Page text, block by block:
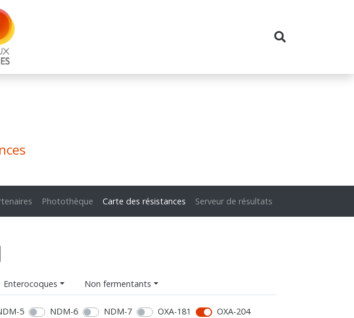
Photothèque Carte des résistances Serveur de résultats
Enterocoques Non fermentants
5 NDM-6 NDM-7 OXA-181
OXA-204